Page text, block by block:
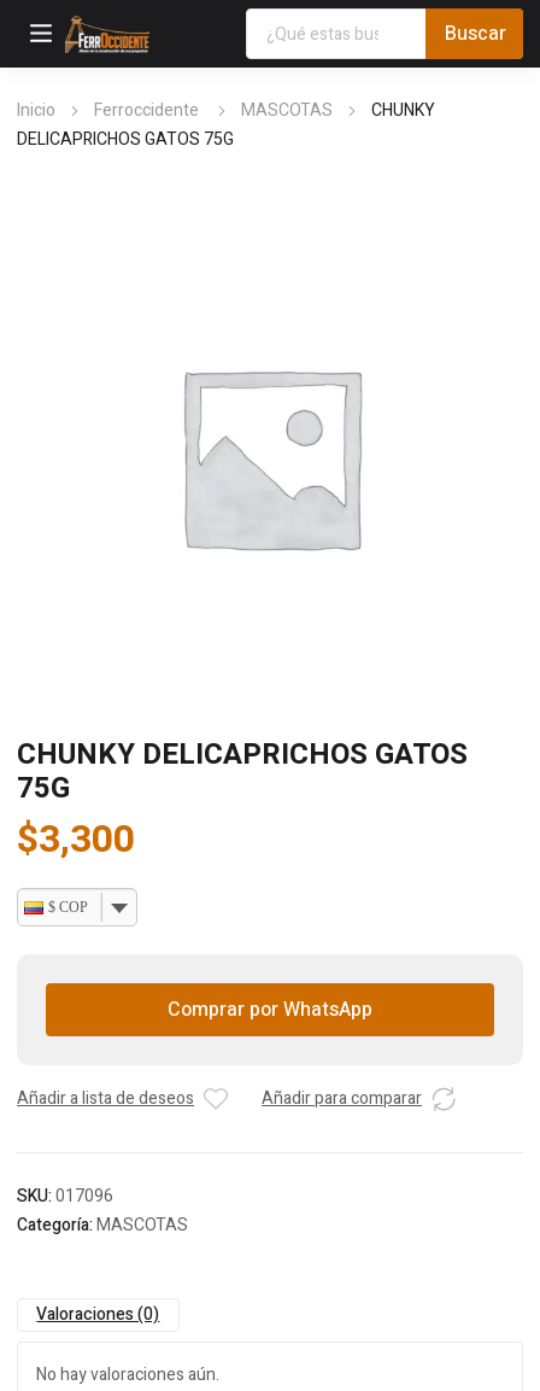
Inicio Ferroccidente MASCOTAS
CHUNKY
DELICAPRICHOS GATOS 75G
CHUNKY DELICAPRICHOS GATOS
75G
$3,300
$ COP
Comprar por WhatsApp
Añadir a lista de deseos Añadir para comparar
SKU:017096
Categoría:MASCOTAS
Valoraciones (0)
No hay valoraciones aún.